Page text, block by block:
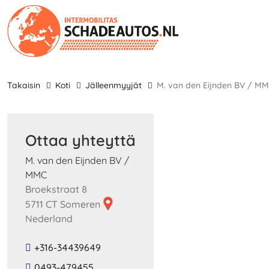
takaisin Koti Jälleenmyyjät M. van den Eijnden BV /
Ottaa yhteyttä
M. van den Eijnden BV /
MMC
Broekstraat 8
5711 CT Someren
Nederland
+316-34439649